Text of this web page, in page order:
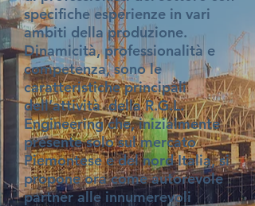
specifiche esperienze in vari
ambiti della produzione.
Dinamicità, professionalità e
competenza, sono le
caratteristiche principali
dell’attività della R.G.L.
Engineering che, inizialmente
presente solo sul mercato
Piemontese e del nord Italia, si
propone ora come autorevole
partner alle innumerevoli